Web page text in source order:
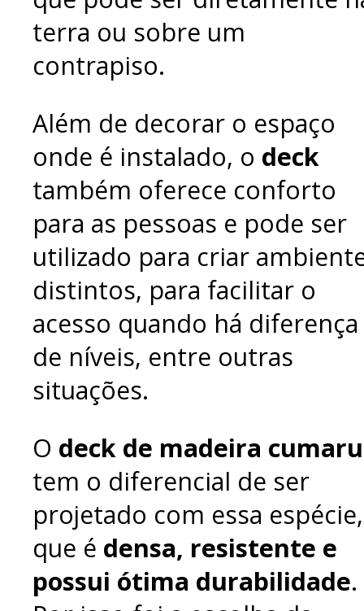
terra ou sobre um
contrapiso.
Além de decorar o espaço
onde é instalado, o deck
também oferece conforto
para as pessoas e pode ser
utilizado para criar
distintos, para facilitar o
acesso quando há diferença
de níveis, entre outras
situações.
O deck de madeira cumaru
tem o diferencial de ser
projetado com essa espécie,
que é densa, resistente e
possui ótima durabilidade.